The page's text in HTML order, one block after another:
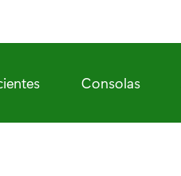
Consolas